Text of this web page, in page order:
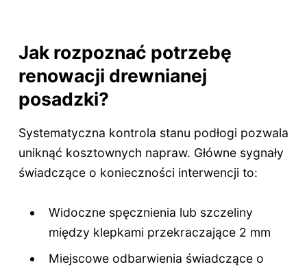
Jak rozpoznać potrzebę
renowacji drewnianej
posadzki?
Systematyczna kontrola stanu podłogi pozwala
uniknąć kosztownych napraw. Główne sygnały
świadczące o konieczności interwencji to:
Widoczne spęcznienia lub szczeliny
między klepkami przekraczające 2 mm
Miejscowe odbarwienia świadczące o